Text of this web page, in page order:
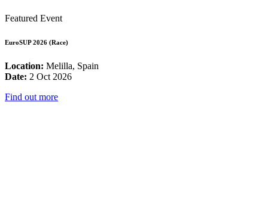
Featured Event
EuroSUP 2026 (Race)
Location: Melilla, Spain
Date: 2 Oct 2026
Find out more